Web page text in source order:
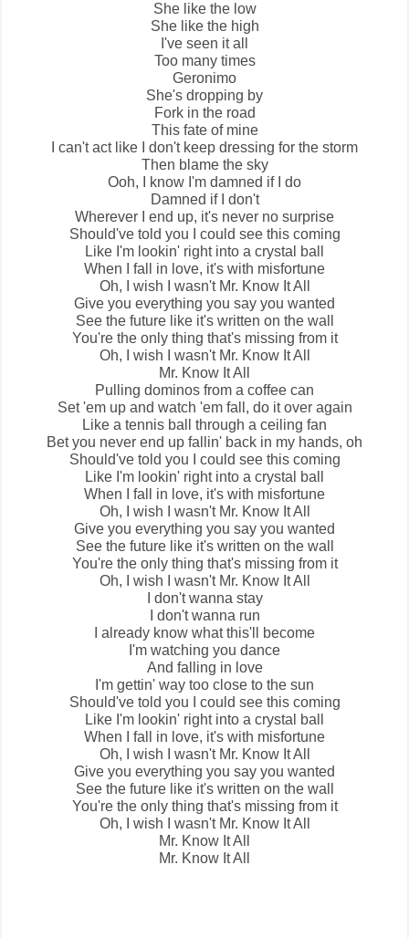
She like the low
She like the high
I've seen it all
Too many times
Geronimo
She's dropping by
Fork in the road
This fate of mine
I can't act like I don't keep dressing for the storm
Then blame the sky
Ooh, I know I'm damned if I do
Damned if I don't
Wherever I end up, it's never no surprise
Should've told you I could see this coming
Like I'm lookin' right into a crystal ball
When I fall in love, it's with misfortune
Oh, I wish I wasn't Mr. Know It All
Give you everything you say you wanted
See the future like it's written on the wall
You're the only thing that's missing from it
Oh, I wish I wasn't Mr. Know It All
Mr. Know It All
Pulling dominos from a coffee can
Set 'em up and watch 'em fall, do it over again
Like a tennis ball through a ceiling fan
Bet you never end up fallin' back in my hands, oh
Should've told you I could see this coming
Like I'm lookin' right into a crystal ball
When I fall in love, it's with misfortune
Oh, I wish I wasn't Mr. Know It All
Give you everything you say you wanted
See the future like it's written on the wall
You're the only thing that's missing from it
Oh, I wish I wasn't Mr. Know It All
I don't wanna stay
I don't wanna run
I already know what this'll become
I'm watching you dance
And falling in love
I'm gettin' way too close to the sun
Should've told you I could see this coming
Like I'm lookin' right into a crystal ball
When I fall in love, it's with misfortune
Oh, I wish I wasn't Mr. Know It All
Give you everything you say you wanted
See the future like it's written on the wall
You're the only thing that's missing from it
Oh, I wish I wasn't Mr. Know It All
Mr. Know It All
Mr. Know It All